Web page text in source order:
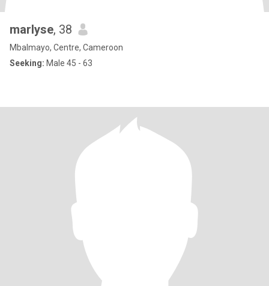
marlyse, 38
Mbalmayo, Centre, Cameroon
Seeking: Male 45 - 63